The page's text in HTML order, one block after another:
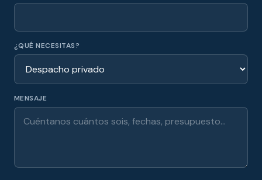
¿QUÉ NECESITAS?
MENSAJE